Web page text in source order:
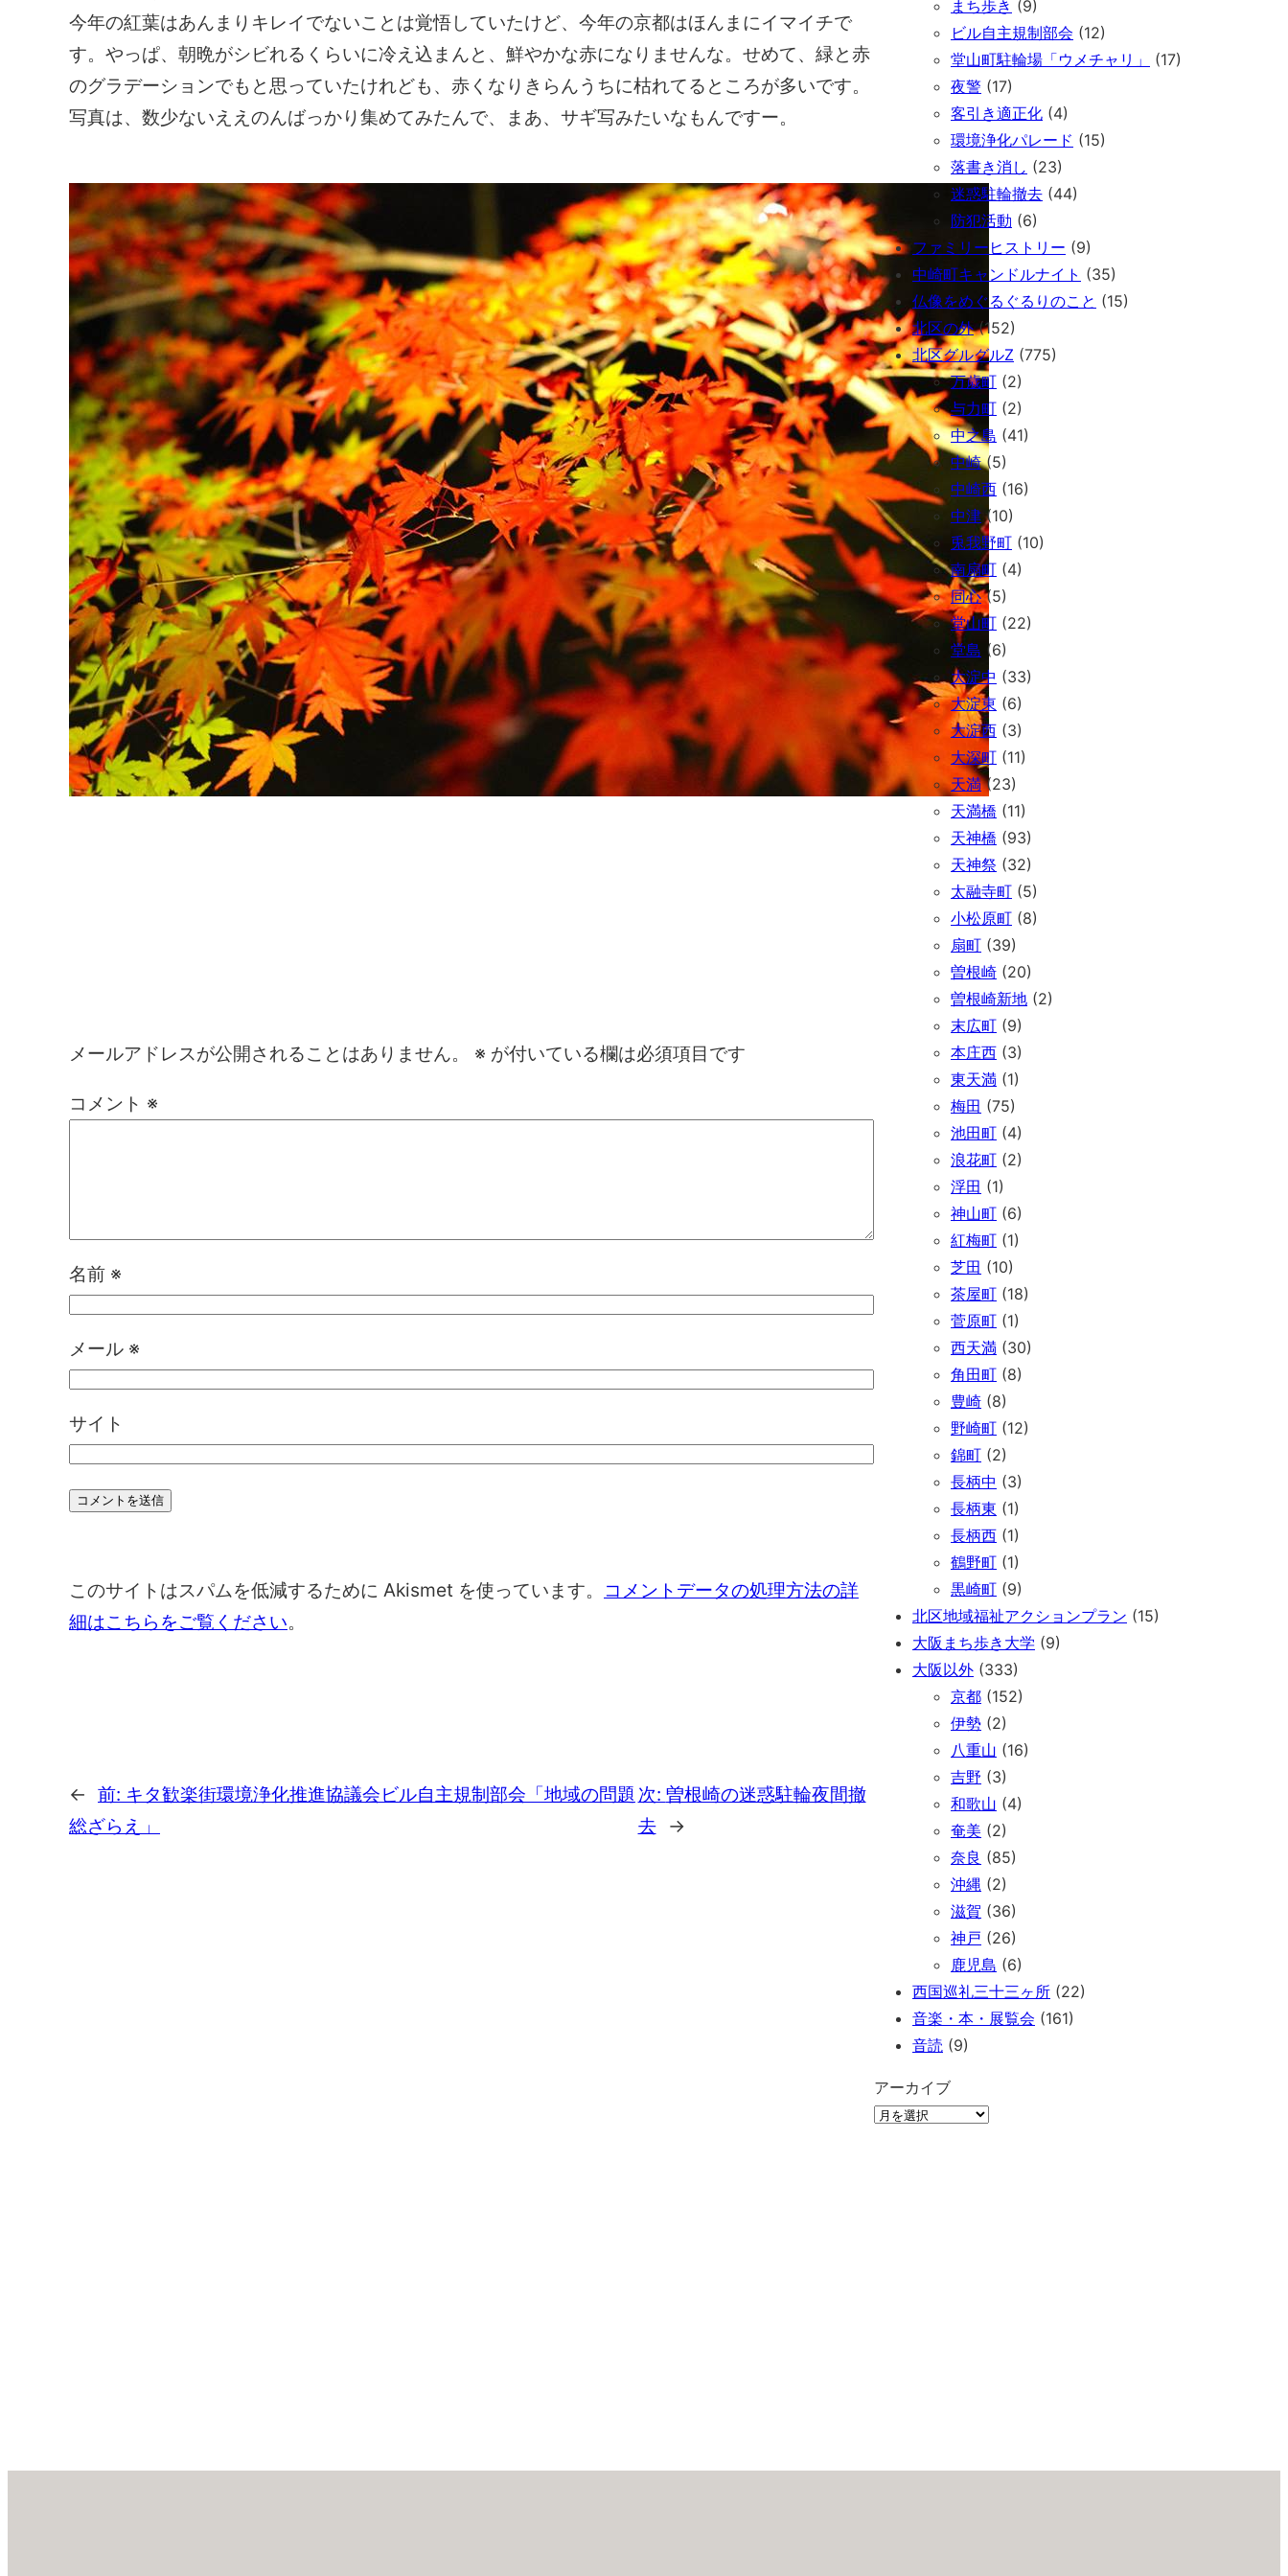
今年の紅葉はあんまりキレイでないことは覚悟していたけど、今年の京都はほんまにイマイチで
す。やっぱ、朝晩がシビれるくらいに冷え込まんと、鮮やかな赤になりませんな。せめて、緑と赤
のグラデーションでもと思っていたけれども、赤くなりきらんうちに枯れてるところが多いです。
写真は、数少ないええのんばっかり集めてみたんで、まあ、サギ写みたいなもんですー。
メールアドレスが公開されることはありません。 ※ が付いている欄は必須項目です
コメント ※
名前 ※
メール ※
サイト
このサイトはスパムを低減するために Akismet を使っています。
コメントデータの処理方法の詳
細はこちらをご覧ください。
← 前: キタ歓楽街環境浄化推進協議会ビル自主規制部会「地域の問題
総ざらえ」
次: 曽根崎の迷惑駐輪夜間撤
去
→
まち歩き (9)
ビル自主規制部会 (12)
堂山町駐輪場「ウメチャリ」
(17)
夜警 (17)
客引き適正化 (4)
環境浄化パレード (15)
落書き消し (23)
迷惑駐輪撤去 (44)
防犯活動 (6)
ファミリーヒストリー (9)
中崎町キャンドルナイト (35)
仏像をめぐるぐるりのこと (15)
北区の外(152)
北区グルグルZ (775)
万歳町 (2)
与力町 (2)
中之島 (41)
中崎(5)
中崎西 (16)
中津 (10)
兎我野町 (10)
南扇町 (4)
同心(5)
堂山町 (22)
堂島 (6)
大淀中 (33)
大淀東 (6)
大淀西 (3)
大深町 (11)
天満(23)
天満橋 (11)
天神橋 (93)
天神祭 (32)
太融寺町 (5)
小松原町 (8)
扇町 (39)
曽根崎 (20)
曽根崎新地 (2)
末広町 (9)
本庄西 (3)
東天満 (1)
梅田 (75)
池田町 (4)
浪花町 (2)
浮田 (1)
神山町 (6)
紅梅町 (1)
芝田 (10)
茶屋町 (18)
菅原町 (1)
西天満 (30)
角田町 (8)
豊崎 (8)
野崎町 (12)
錦町 (2)
長柄中 (3)
長柄東 (1)
長柄西 (1)
鶴野町 (1)
黒崎町 (9)
北区地域福祉アクションプラン (15)
大阪まち歩き大学 (9)
大阪以外 (333)
京都 (152)
伊勢 (2)
八重山 (16)
吉野 (3)
和歌山 (4)
奄美 (2)
奈良 (85)
沖縄 (2)
滋賀 (36)
神戸 (26)
鹿児島 (6)
西国巡礼三十三ヶ所 (22)
音楽・本・展覧会 (161)
音読 (9)
アーカイブ